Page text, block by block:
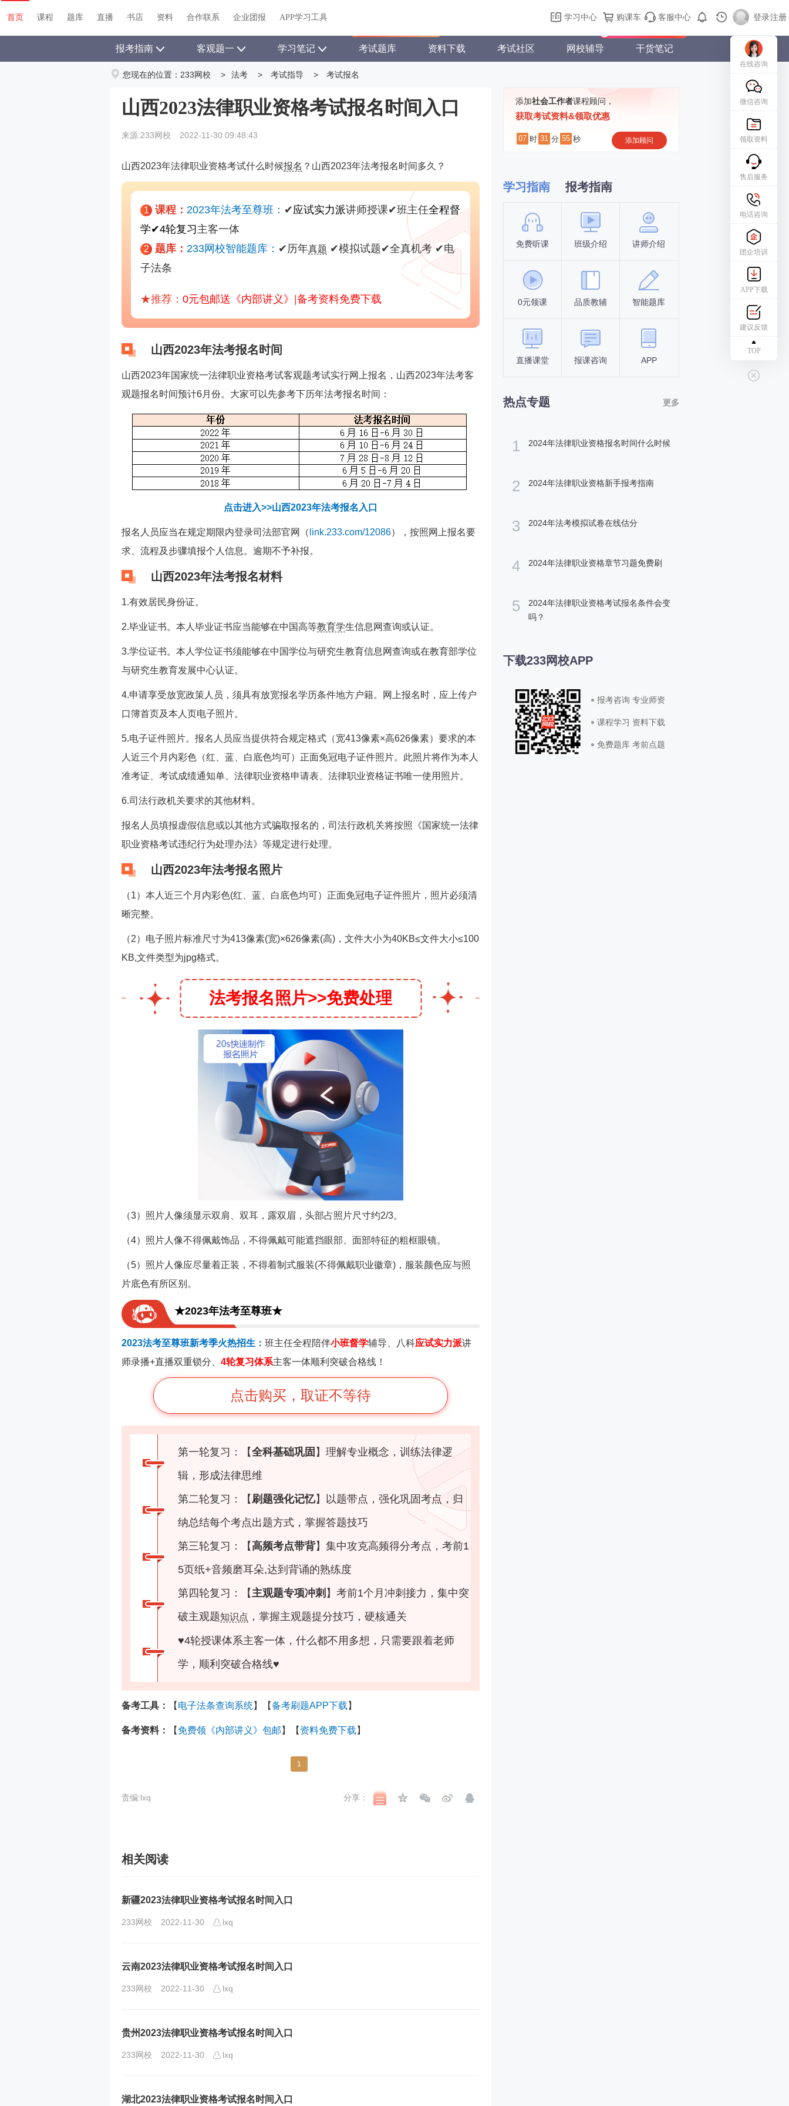
首页 课程 题库 直播 书店 资料 合作联系 企业团报 APP学习工具 学习中心 购课车 客服中心 登录|注册
首页 课程 题库 直播 书店 资料 关于我们 帮助中心 购课车 登录/注册
报考指南 客观题一 学习笔记 考试题库 资料下载 考试社区 网校辅导 干货笔记
您现在的位置： 233网校 > 法考 > 考试指导 > 考试报名
山西2023法律职业资格考试报名时间入口
来源:233网校 2022-11-30 09:48:43
山西2023年法律职业资格考试什么时候报名 ？山西2023年法考报名时间多久？
1 课程： 2023年法考至尊班： ✔应试实力派讲师授课✔班主任全程督
学✔4轮复习 主客一体
2 题库： 233网校智能题库： ✔ 历年真题 ✔模拟试题✔全真机考✔电
子法条
★推荐： 0元包邮送《内部讲义》 备考资料免费下载
山西2023年法考报名时间
山西2023年国家统一法律职业资格考试客观题考试实行网上报名，山西2023年法考客
观题报名时间预计6月份。大家可以先参考下历年法考报名时间：
点击进入>>山西2023年法考报名入口
报名人员应当在规定期限内登录司法部官网（ link.233.com/12086），按照网上报名要
求、流程及步骤填报个人信息。逾期不予补报。
山西2023年法考报名材料
1.有效居民身份证。
2.毕业证书。本人毕业证书应当能够在中国高等教育学生信息网查询或认证。
3.学位证书。本人学位证书须能够在中国学位与研究生教育信息网查询或在教育部学位
与研究生教育发展中心认证。
4.申请享受放宽政策人员，须具有放宽报名学历条件地方户籍。网上报名时，应上传户
口簿首页及本人页电子照片。
5.电子证件照片。报名人员应当提供符合规定格式（宽413像素×高626像素）要求的本
人近三个月内彩色（红、蓝、白底色均可）正面免冠电子证件照片。此照片将作为本人
准考证、考试成绩通知单、法律职业资格申请表、法律职业资格证书唯一使用照片。
6.司法行政机关要求的其他材料。
报名人员填报虚假信息或以其他方式骗取报名的，司法行政机关将按照《国家统一法律
职业资格考试违纪行为处理办法》等规定进行处理。
山西2023年法考报名照片
（1）本人近三个月内彩色(红、蓝、白底色均可）正面免冠电子证件照片，照片必须清
晰完整。
（2）电子照片标准尺寸为413像素(宽)×626像素(高)，文件大小为40KB≤文件大小≤100
KB,文件类型为jpg格式。
法考报名照片>>免费处理
（3）照片人像须显示双肩、双耳，露双眉，头部占照片尺寸约2/3。
（4）照片人像不得佩戴饰品，不得佩戴可能遮挡眼部、面部特征的粗框眼镜。
（5）照片人像应尽量着正装，不得着制式服装(不得佩戴职业徽章)，服装颜色应与照
片底色有所区别。
★2023年法考至尊班★
2023法考至尊班新考季火热招生： 班主任全程陪伴小班督学辅导、八科应试实力派讲
师录播+直播双重锁分、 4轮复习体系主客一体顺利突破合格线！
点击购买，取证不等待
第一轮复习：【全科基础巩固 】 理解专业概念，训练法律逻
辑，形成法律思维
第二轮复习：【刷题强化记忆】
以题带点，强化巩固考点，归
纳总结每个考点出题方式，掌握答题技巧
第三轮复习：【高频考点带背】 集中攻克高频得分考点，考前1
5页纸+音频磨耳朵,达到背诵的熟练度
第四轮复习：【主观题专项冲刺 】 考前1个月冲刺接力，集中突
破主观题知识点 ，掌握主观题提分技巧，硬核通关
♥4轮授课体系主客一体，什么都不用多想，只需要跟着老师
学，顺利突破合格线♥
备考工具： 【 电子法条查询系统】【备考刷题APP下载 】
备考资料： 【 免费领《内部讲义》包邮 】【 资料免费下载 】
1
责编:lxq 分享：
相关阅读
新疆2023法律职业资格考试报名时间入口
233网校 2022-11-30 lxq
云南2023法律职业资格考试报名时间入口
233网校 2022-11-30 lxq
贵州2023法律职业资格考试报名时间入口
233网校 2022-11-30 lxq
湖北2023法律职业资格考试报名时间入口
添加社会工作者课程顾问，
获取考试资料&领取优惠
07 时 31 分 54 秒 添加顾问
学习指南 报考指南
免费听课 班级介绍 讲师介绍
0元领课 品质教辅 智能题库
直播课堂 报课咨询 APP
报名时间
考试时间
热点专题 更多
1 2024年法律职业资格报名时间什么时候
2 2024年法律职业资格新手报考指南
3 2024年法考模拟试卷在线估分
4 2024年法律职业资格章节习题免费刷
5
2024年法律职业资格考试报名条件会变
吗？
下载233网校APP
报考咨询 专业师资
课程学习 资料下载
免费题库 考前点题
在线咨询
微信咨询
领取资料
售后服务
电话咨询
团企培训
APP下载
建议反馈
TOP